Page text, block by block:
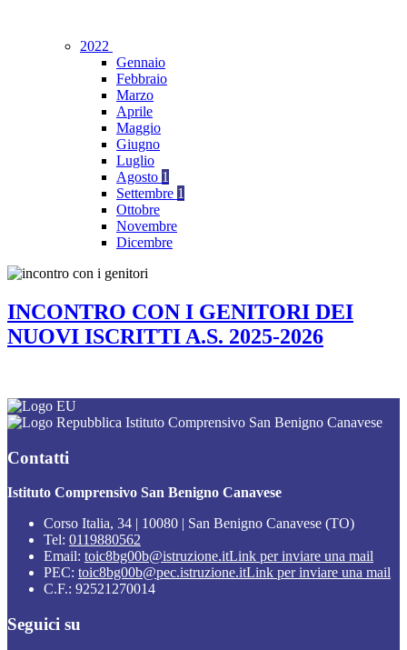
2022
Gennaio
Febbraio
Marzo
Aprile
Maggio
Giugno
Luglio
Agosto 1
Settembre 1
Ottobre
Novembre
Dicembre
INCONTRO CON I GENITORI DEI
NUOVI ISCRITTI A.S. 2025-2026
Istituto Comprensivo San Benigno Canavese
Contatti
Istituto Comprensivo San Benigno Canavese
Corso Italia, 34 | 10080 | San Benigno Canavese (TO)
Tel: 0119880562
Email: toic8bg00b@istruzione.itLink per inviare una mail
PEC: toic8bg00b@pec.istruzione.itLink per inviare una mail
C.F.: 92521270014
Seguici su